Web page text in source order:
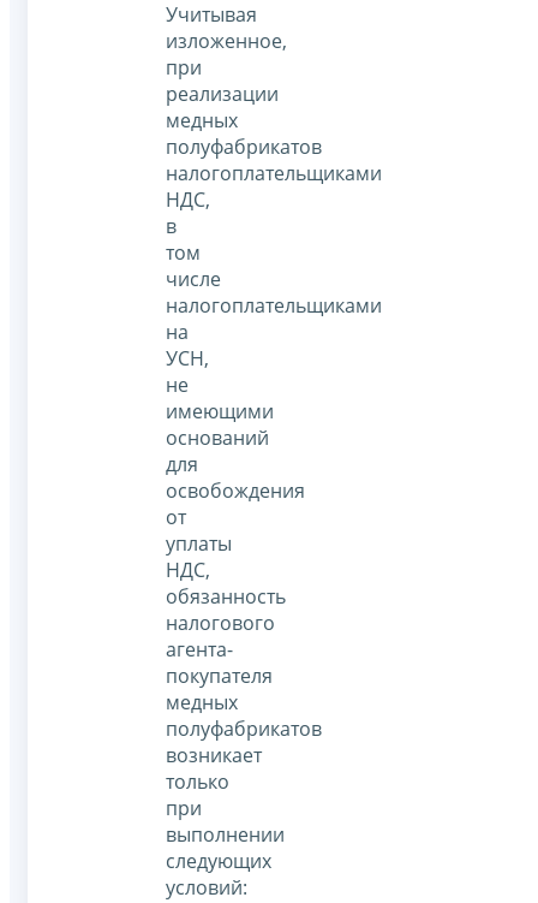
Учитывая
изложенное,
при
реализации
медных
полуфабрикатов
налогоплательщиками
НДС,
в
том
числе
налогоплательщиками
на
УСН,
не
имеющими
оснований
для
освобождения
от
уплаты
НДС,
обязанность
налогового
агента-
покупателя
медных
полуфабрикатов
возникает
только
при
выполнении
следующих
условий: